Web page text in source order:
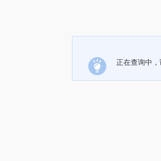
正在查询中